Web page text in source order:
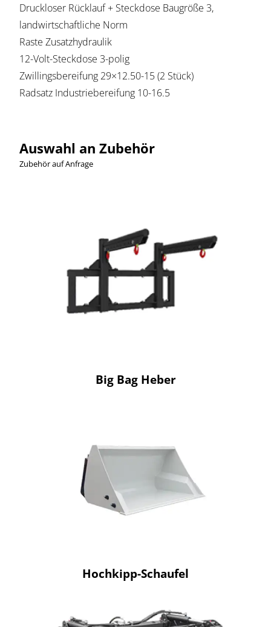
Druckloser Rücklauf + Steckdose Baugröße 3,
landwirtschaftliche Norm
Raste Zusatzhydraulik
12-Volt-Steckdose 3-polig
Zwillingsbereifung 29×12.50-15 (2 Stück)
Radsatz Industriebereifung 10-16.5
Auswahl an Zubehör
Zubehör auf Anfrage
Big Bag Heber
Hochkipp-Schaufel